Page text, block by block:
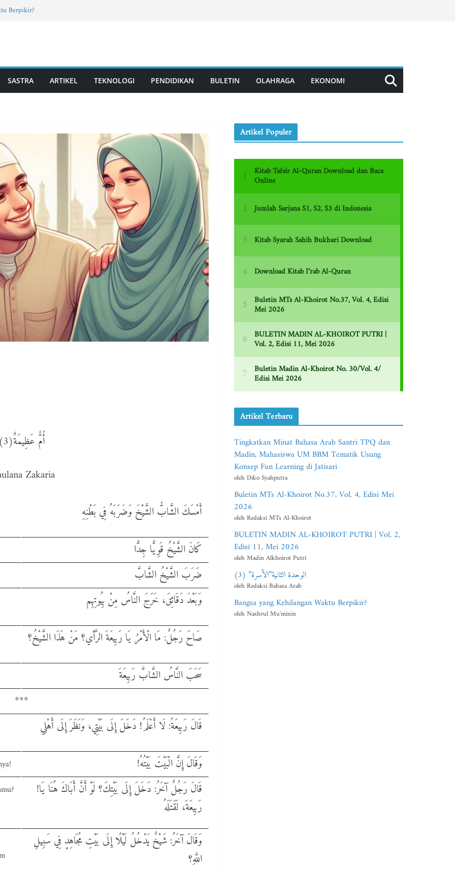
Berpikir?
Vol. 4, Edisi Mei 2026
PUTRI | Vol. 2, Edisi 11, Mei 2026
SASTRA ARTIKEL TEKNOLOGI PENDIDIKAN BULETIN OLAHRAGA EKONOMI
أُمٌّ عَظِيمَةٌ(3)
Zakaria
أَمْسَكَ الشَّابُّ الشَّيْخَ وَضَرَبَهُ فِي بَطْنِهِ
كَانَ الشَّيْخُ قَوِيًّا جِدًّا
ضَرَبَ الشَّيْخُ الشَّابَّ
وَبَعْدَ دَقَائِقَ، خَرَجَ النَّاسُ مِنْ بِيُوتِهِم
صَاحَ رَجُلٌ: مَا الْأَمْرُ يَا رَبِيعَةَ الرَّأي؟ مَنْ هَذَا الشَّيْخُ؟
سَحَبَ النَّاسُ الشَّابَّ رَبِيعَةَ
***
قَالَ رَبِيعَةُ: لَا أَعْلَمُ! دَخَلَ إِلَى بَيْتِي، وَنَظَرَ إِلَى أَهْلِي
!وَقَالَ إِنَّ الْبَيْتَ بَيْتُهُ
!قَالَ رَجُلٌ آخَرُ: دَخَلَ إِلَى بَيْتِكَ؟ لَوْ أَنَّ أَبَاكَ هُنَا يَا
رَبِيعَةَ، لَقَتَلَهُ
وَقَالَ آخَرُ: شَيْخٌ يَدْخُلُ لَيْلًا إِلَى بَيْتِ مُجَاهِدٍ فِي سَبِيلِ
اللَّهِ؟
Artikel Populer
Artikel Terbaru
Tingkatkan Minat Bahasa Arab Santri TPQ dan
Madin, Mahasiswa UM BBM Tematik Usung
Konsep Fun Learning di Jatisari
oleh Diko Syahputra
Buletin MTs Al-Khoirot No.37, Vol. 4, Edisi Mei
2026
oleh Redaksi MTs Al-Khoirot
BULETIN MADIN AL-KHOIROT PUTRI | Vol. 2,
Edisi 11, Mei 2026
oleh Madin Alkhoirot Putri
الوحدة الثانية”الأسرة” (3)
oleh Redaksi Bahasa Arab
Bangsa yang Kehilangan Waktu Berpikir?
oleh Nashrul Mu'minin